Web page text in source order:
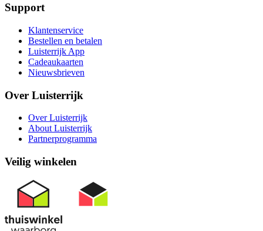
Support
Klantenservice
Bestellen en betalen
Luisterrijk App
Cadeaukaarten
Nieuwsbrieven
Over Luisterrijk
Over Luisterrijk
About Luisterrijk
Partnerprogramma
Veilig winkelen